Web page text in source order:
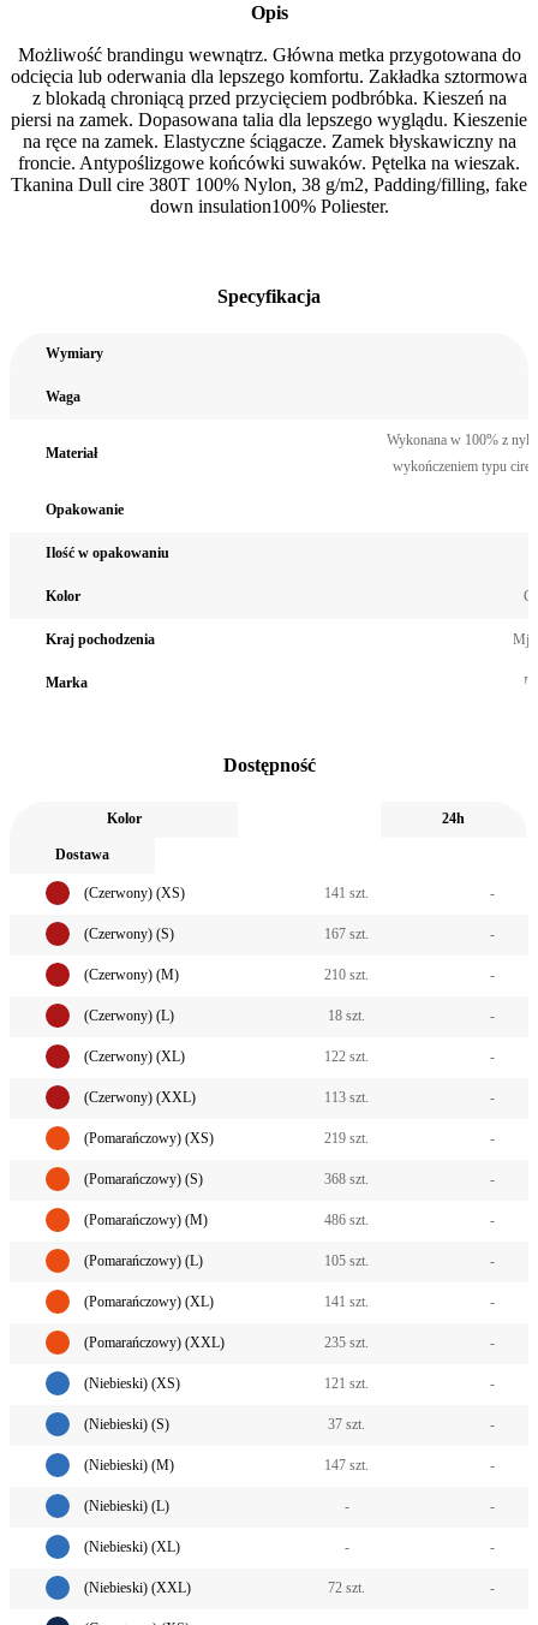
Opis
Możliwość brandingu wewnątrz. Główna metka przygotowana do
odcięcia lub oderwania dla lepszego komfortu. Zakładka sztormowa
z blokadą chroniącą przed przycięciem podbróbka. Kieszeń na
piersi na zamek. Dopasowana talia dla lepszego wyglądu. Kieszenie
na ręce na zamek. Elastyczne ściągacze. Zamek błyskawiczny na
froncie. Antypoślizgowe końcówki suwaków. Pętelka na wieszak.
Tkanina Dull cire 380T 100% Nylon, 38 g/m2, Padding/filling, fake
down insulation100% Poliester.
Specyfikacja
Wymiary
Waga
Materiał
Wykonana w 100% z
wykończeniem typu cire
Opakowanie
Ilość w opakowaniu
Kolor
Kraj pochodzenia
Marka
Dostępność
Kolor 24h
Dostawa
(Czerwony) (XS) 141 szt. -
(Czerwony) (S) 167 szt. -
(Czerwony) (M) 210 szt. -
(Czerwony) (L) 18 szt. -
(Czerwony) (XL) 122 szt. -
(Czerwony) (XXL) 113 szt. -
(Pomarańczowy) (XS) 219 szt. -
(Pomarańczowy) (S) 368 szt. -
(Pomarańczowy) (M) 486 szt. -
(Pomarańczowy) (L) 105 szt. -
(Pomarańczowy) (XL) 141 szt. -
(Pomarańczowy) (XXL) 235 szt. -
(Niebieski) (XS) 121 szt. -
(Niebieski) (S) 37 szt. -
(Niebieski) (M) 147 szt. -
(Niebieski) (L) - -
(Niebieski) (XL) - -
(Niebieski) (XXL) 72 szt. -